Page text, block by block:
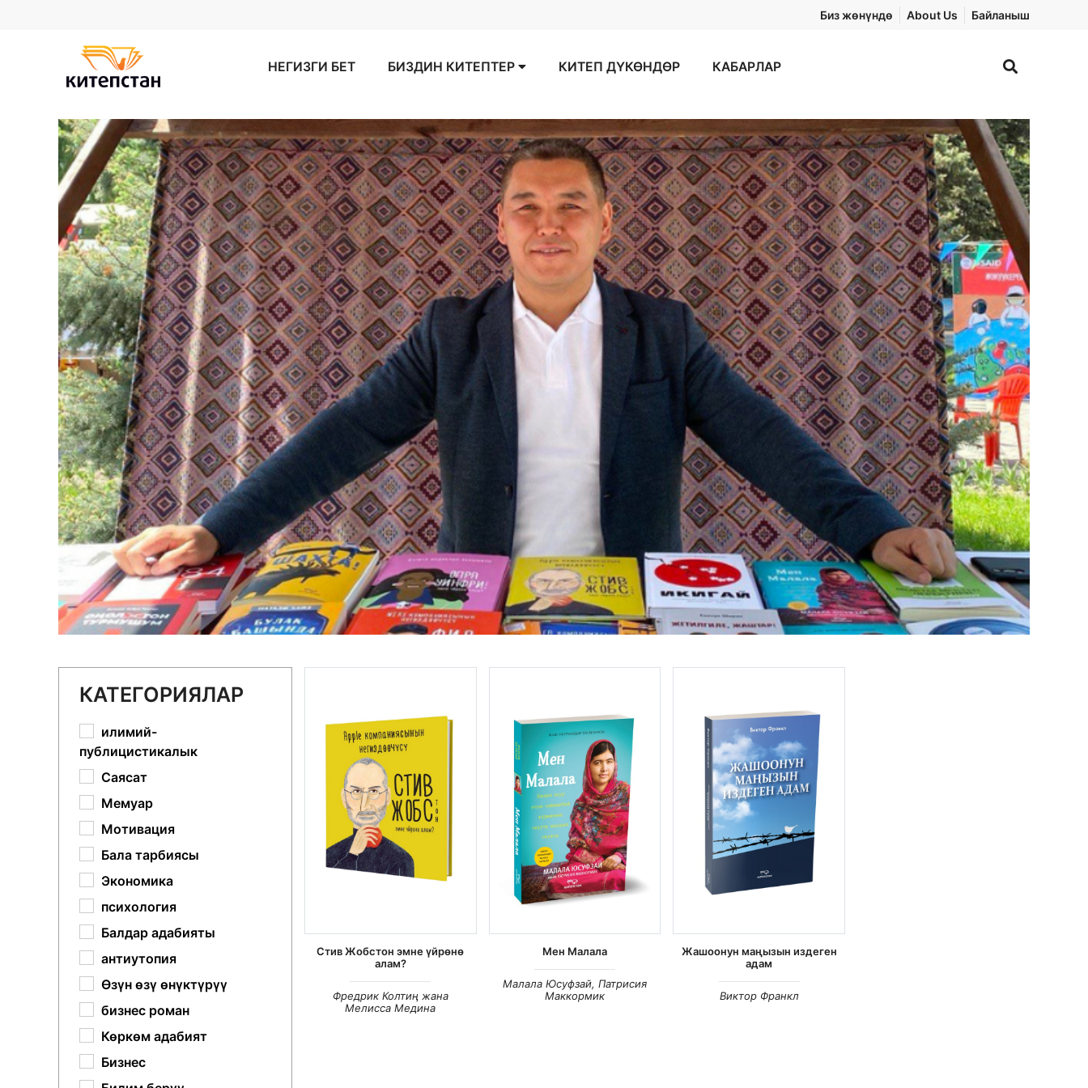
Биз жөнүндө About Us Байланыш
НЕГИЗГИ БЕТ БИЗДИН КИТЕПТЕР КИТЕП ДҮКӨНДӨР КАБАРЛАР
КАТЕГОРИЯЛАР
илимий-
публицистикалык
Саясат
Мемуар
Мотивация
Бала тарбиясы
Экономика
психология
Балдар адабияты
антиутопия
Өзүн өзү өнүктүрүү
бизнес роман
Көркөм адабият
Бизнес
Стив Жобстон эмне үйрөнө
алам?
Фредрик Колтиң жана
Мелисса Медина
Мен Малала
Малала Юсуфзай, Патрисия
Маккормик
Жашоонун маңызын издеген
адам
Виктор Франкл